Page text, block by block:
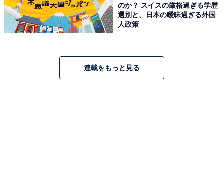
希少な福井の黄金の梅を使用！ 崎陽軒からプレ
ミアムの名を冠した「横濱月餅」登場【実食リ
のか？ スイスの厳格過ぎる学歴
選別と、日本の曖昧過ぎる外国
人政策
連載をもっと見る